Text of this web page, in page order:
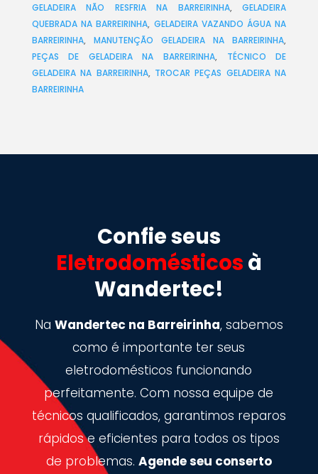
GELADEIRA NÃO RESFRIA NA BARREIRINHA,GELADEIRA
QUEBRADA NA BARREIRINHA, GELADEIRA VAZANDO ÁGUA NA
BARREIRINHA, MANUTENÇÃO GELADEIRA NA BARREIRINHA,
PEÇAS DE GELADEIRA NA BARREIRINHA, TÉCNICO DE
GELADEIRA NA BARREIRINHA, TROCAR PEÇAS GELADEIRA NA
BARREIRINHA
Confie seus
Eletrodomésticos à
Wandertec!
Na Wandertec na Barreirinha, sabemos
como é importante ter seus
eletrodomésticos funcionando
perfeitamente. Com nossa equipe de
técnicos qualificados, garantimos reparos
rápidos e eficientes para todos os tipos
de problemas. Agende seu conserto